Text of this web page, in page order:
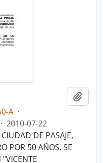
A ·
· 2010-07-22
DE PASAJE,
POR 50 AÑOS. SE